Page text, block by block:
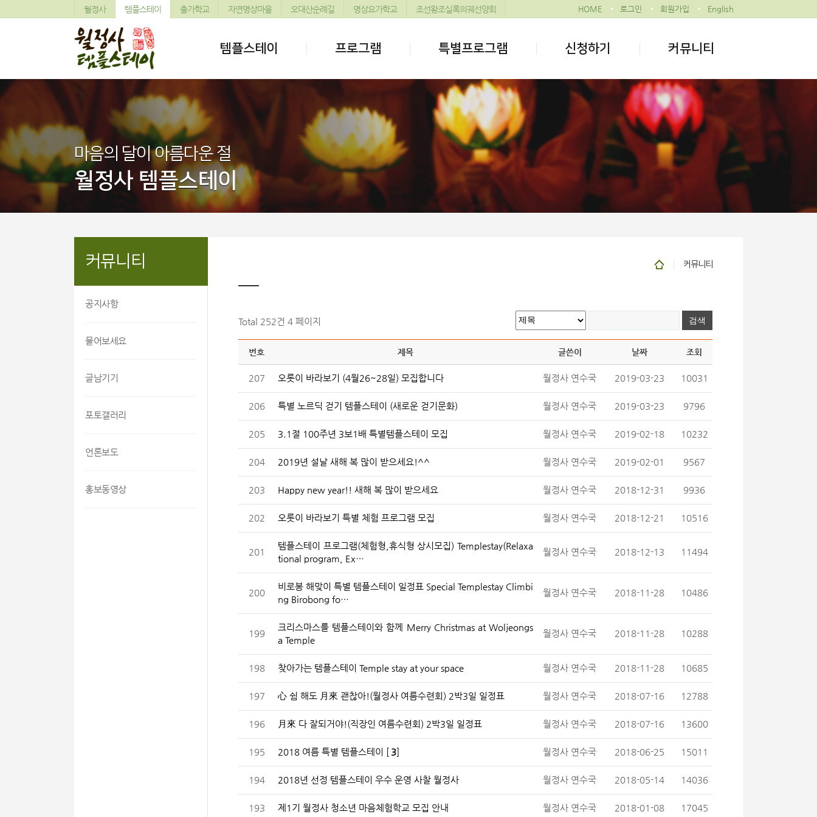
월정사 템플스테이 출가학교 자연명상마을 오대산순례길 명상요가학교 조선왕조실록의궤선양회 HOME 로그인 회원가입 English
템플스테이 프로그램 특별프로그램 신청하기 커뮤니티
마음의 달이 아름다운 절
월정사 템플스테이
커뮤니티
공지사항
물어보세요
글남기기
포토갤러리
언론보도
홍보동영상
커뮤니티
Total 252건 4 페이지
번호 제목 글쓴이 날짜 조회
207 오롯이 바라보기 (4월26~28일) 모집합니다 월정사 연수국 2019-03-23 10031
206 특별 노르딕 걷기 템플스테이 (새로운 걷기문화) 월정사 연수국 2019-03-23 9796
205 3.1절 100주년 3보1배 특별템플스테이 모집 월정사 연수국 2019-02-18 10232
204 2019년 설날 새해 복 많이 받으세요!^^ 월정사 연수국 2019-02-01 9567
203 Happy new year!! 새해 복 많이 받으세요 월정사 연수국 2018-12-31 9936
202 오롯이 바라보기 특별 체험 프로그램 모집 월정사 연수국 2018-12-21 10516
201
템플스테이 프로그램(체험형,휴식형 상시모집) Templestay(Relaxa
tional program, Ex…
월정사 연수국 2018-12-13 11494
200
비로봉 해맞이 특별 템플스테이 일정표 Special Templestay Climbi
ng Birobong fo…
월정사 연수국 2018-11-28 10486
199
크리스마스를 템플스테이와 함께 Merry Christmas at Woljeongs
a Temple
월정사 연수국 2018-11-28 10288
198 찾아가는 템플스테이 Temple stay at your space 월정사 연수국 2018-11-28 10685
197 心 쉼 해도 月來 괜찮아!(월정사 여름수련회) 2박3일 일정표 월정사 연수국 2018-07-16 12788
196 月來 다 잘되거야!(직장인 여름수련회) 2박3일 일정표 월정사 연수국 2018-07-16 13600
195 2018 여름 특별 템플스테이 [ 3 월정사 연수국 2018-06-25 15011
194 2018년 선정 템플스테이 우수 운영 사찰 월정사 월정사 연수국 2018-05-14 14036
193 제1기 월정사 청소년 마음체험학교 모집 안내 월정사 연수국 2018-01-08 17045